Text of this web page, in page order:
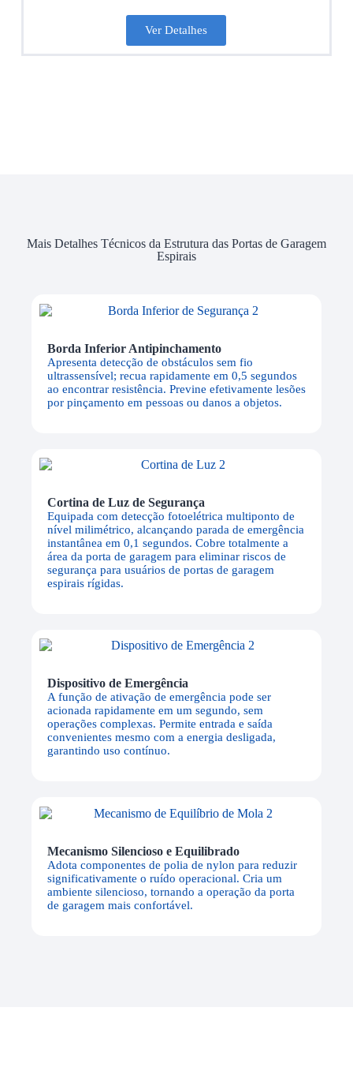
Ver Detalhes
Mais Detalhes Técnicos da Estrutura das Portas de Garagem
Espirais
Borda Inferior Antipinchamento
Apresenta detecção de obstáculos sem fio
ultrassensível; recua rapidamente em 0,5 segundos
ao encontrar resistência. Previne efetivamente lesões
por pinçamento em pessoas ou danos a objetos.
Cortina de Luz de Segurança
Equipada com detecção fotoelétrica multiponto de
nível milimétrico, alcançando parada de emergência
instantânea em 0,1 segundos. Cobre totalmente a
área da porta de garagem para eliminar riscos de
segurança para usuários de portas de garagem
espirais rígidas.
Dispositivo de Emergência
A função de ativação de emergência pode ser
acionada rapidamente em um segundo, sem
operações complexas. Permite entrada e saída
convenientes mesmo com a energia desligada,
garantindo uso contínuo.
Mecanismo Silencioso e Equilibrado
Adota componentes de polia de nylon para reduzir
significativamente o ruído operacional. Cria um
ambiente silencioso, tornando a operação da porta
de garagem mais confortável.